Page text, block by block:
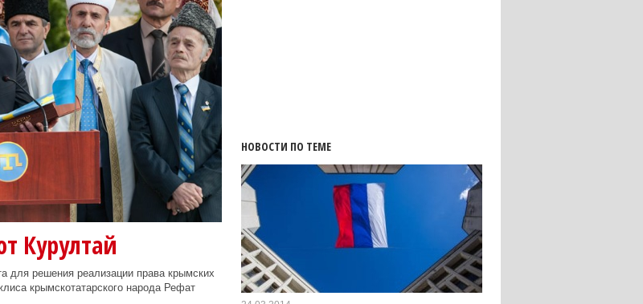
Курултай
для решения реализации права крымских
крымскотатарского народа Рефат
НОВОСТИ ПО ТЕМЕ